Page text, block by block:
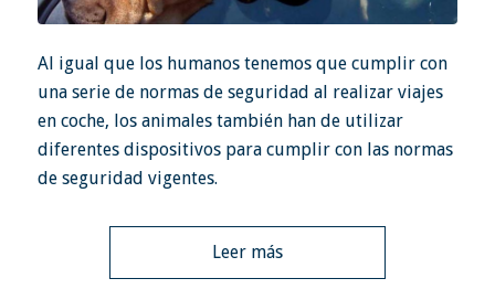
Al igual que los humanos tenemos que cumplir con
una serie de normas de seguridad al realizar viajes
en coche, los animales también han de utilizar
diferentes dispositivos para cumplir con las normas
de seguridad vigentes.
Leer más